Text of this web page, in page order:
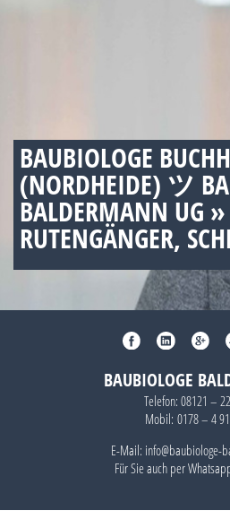
BAUBIOLOGE
(NORDHEIDE) ツ
BALDERMANN UG »
RUTENGÄNGER,
BAUBIOLOGE
Telefon: 08121 –
Mobil: 0178 – 4
E-Mail: info@baubiologe-
Für Sie auch per